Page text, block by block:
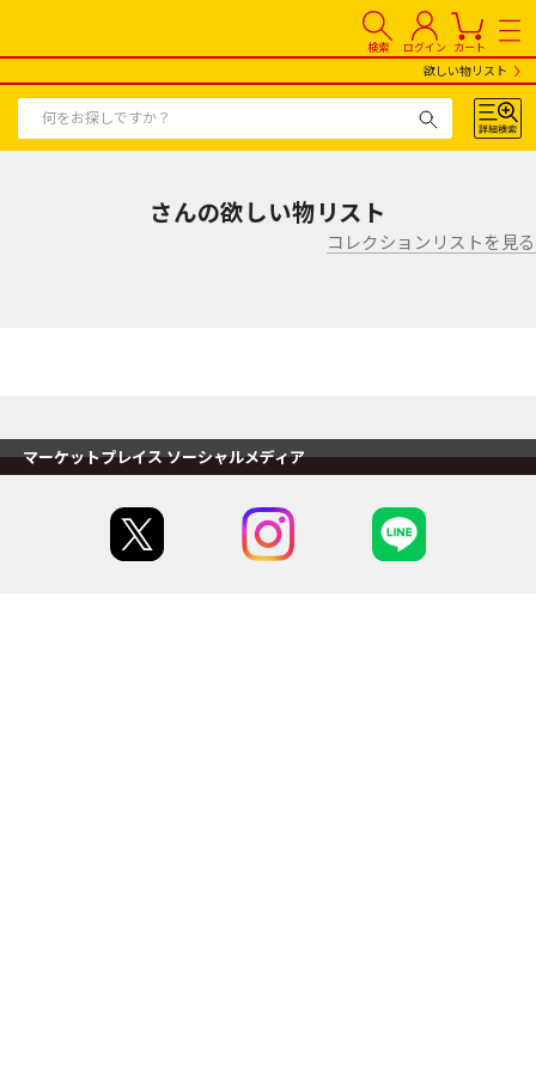
検索 ログイン カート
欲しい物リスト
さんの欲しい物リスト
コレクションリストを見る
マーケットプレイス ソーシャルメディア